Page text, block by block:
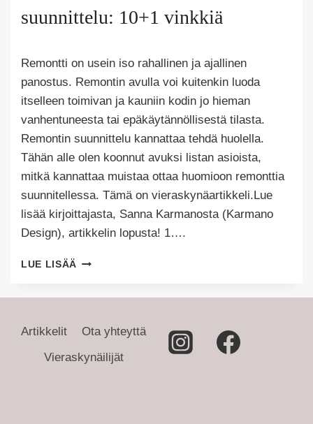
suunnittelu: 10+1 vinkkiä
Puoliksi
Tehty
Remontti on usein iso rahallinen ja ajallinen
panostus. Remontin avulla voi kuitenkin luoda
itselleen toimivan ja kauniin kodin jo hieman
vanhentuneesta tai epäkäytännöllisestä tilasta.
Remontin suunnittelu kannattaa tehdä huolella.
Tähän alle olen koonnut avuksi listan asioista,
mitkä kannattaa muistaa ottaa huomioon remonttia
suunnitellessa. Tämä on vieraskynäartikkeli.Lue
lisää kirjoittajasta, Sanna Karmanosta (Karmano
Design), artikkelin lopusta! 1….
LUE LISÄÄ ONNISTUNEEN
Artikkelit
Ota yhteyttä
Vieraskynäilijät